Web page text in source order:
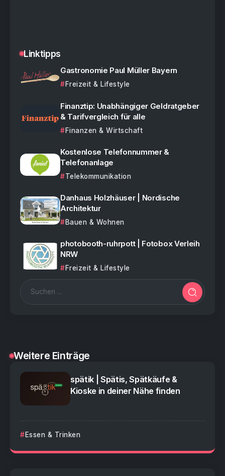
Linktipps
Gastronomie Paul Müller Bayern
Freizeit & Lifestyle
Finanztip: Unabhängiger Geldratgeber
& Tarifvergleich für alle
Finanzen & Wirtschaft
Kostenlose Telefonnummer &
Telefonanlage
Telekommunikation
Danhaus Holzhäuser | Nordische
Architektur
Bauen & Wohnen
photobooth-ruhrpott | Fotobox Verleih
NRW
Freizeit & Lifestyle
Weitere Einträge
spätik | Spätis, Spätkäufe &
Kioske in deiner Nähe finden
Essen & Trinken